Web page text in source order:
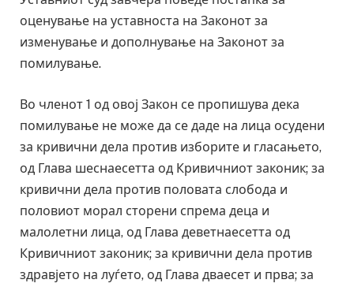
оценување на уставноста на Законот за
изменување и дополнување на Законот за
помилување.
Во членот 1 од овој Закон се пропишува дека
помилување не може да се даде на лица осудени
за кривични дела против изборите и гласањето,
од Глава шеснаесетта од Кривичниот законик; за
кривични дела против половата слобода и
половиот морал сторени спрема деца и
малолетни лица, од Глава деветнаесетта од
Кривичниот законик; за кривични дела против
здравјето на луѓето, од Глава дваесет и прва; за